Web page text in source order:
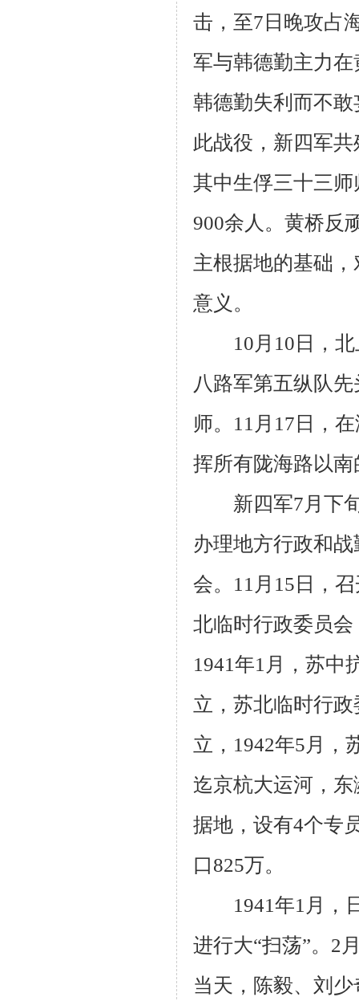
击，至7 日晚攻占
军与韩德勤主力
韩德勤失利而不
此战役，新四军
其中生俘三十三
900余人。黄桥反
主根据地的基础
意义。
10月 10 日，
八路军第五纵队
师。 11 月 17 日，
挥所有陇海路以
新四军7月下
办理地方行政和
会。 11 月 15 日，
北临时行政委员
1941年1 月，苏中
立，苏北临时行
立， 1942年5月，
迄京杭大运河，
据地，设有4个专
口825万。
1941年1 月，
进行大“扫荡”。 2
当天，陈毅、刘